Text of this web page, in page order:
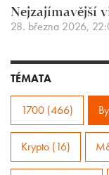
Nejzajímavější
28. března 2026,
TÉMATA
1700 (466)
Krypto (16)